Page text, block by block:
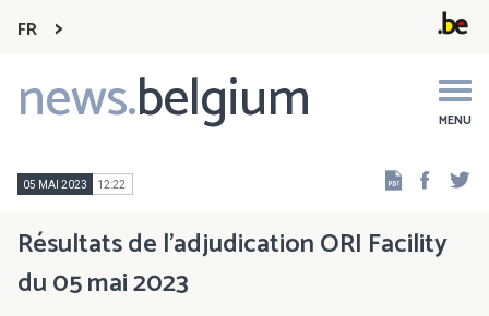
FR
news.belgium MENU
Main
navigation
05 MAI 2023 12:22
Résultats de l'adjudication ORI Facility
du 05 mai 2023